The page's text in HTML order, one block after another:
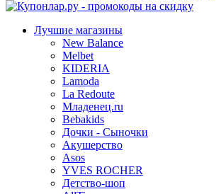
Лучшие магазины
New Balance
Melbet
KIDERIA
Lamoda
La Redoute
Младенец.ru
Bebakids
Дочки - Сыночки
Акушерство
Asos
YVES ROCHER
Детство-шоп